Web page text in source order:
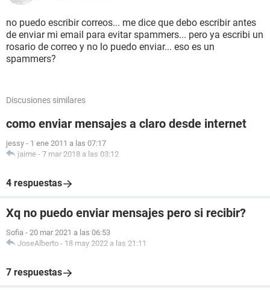
no puedo escribir correos... me dice que debo escribir antes
de enviar mi email para evitar spammers... pero ya escribi un
rosario de correo y no lo puedo enviar... eso es un
spammers?
Discusiones similares
como enviar mensajes a claro desde internet
jessy - 1 ene 2011 a las 07:17
jaime - 7 mar 2018 a las 03:12
4 respuestas
Xq no puedo enviar mensajes pero si recibir?
Sofia - 20 mar 2021 a las 06:53
JoseAlberto - 18 may 2022 a las 21:11
7 respuestas